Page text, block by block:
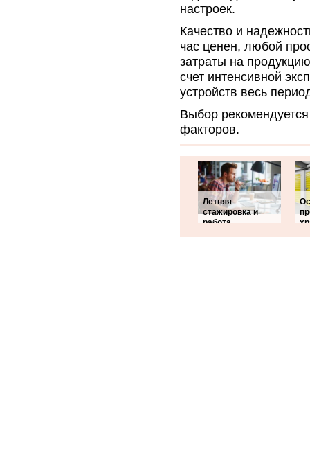
настроек.
Качество и
час ценен, любой
затраты на
счет интенсивной
устройств весь
Выбор
факторов.
Летняя
стажировка и
работа